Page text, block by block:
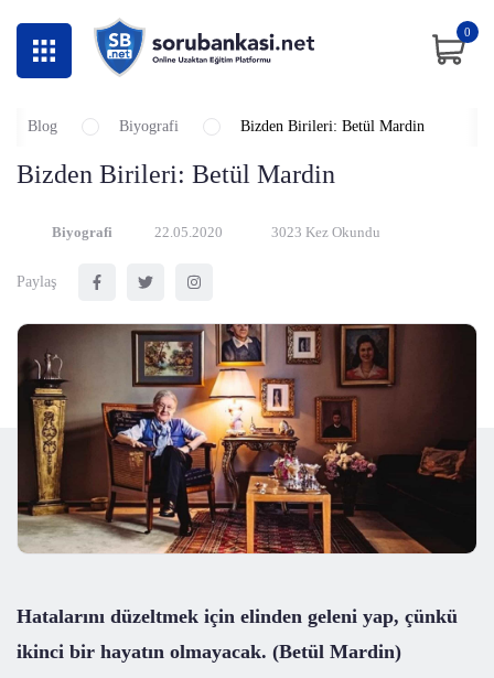
0
Blog Biyografi Bizden Birileri: Betül Mardin
Bizden Birileri: Betül Mardin
Biyografi 22.05.2020 3023 Kez Okundu
Paylaş
Hatalarını düzeltmek için elinden geleni yap, çünkü
ikinci bir hayatın olmayacak. (Betül Mardin)